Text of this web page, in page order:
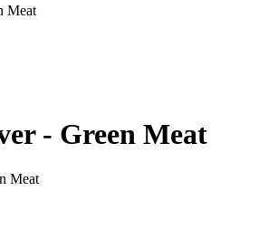
Meat
- Green Meat